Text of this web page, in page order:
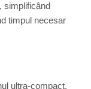
simplificând
timpul necesar
ultra-compact,